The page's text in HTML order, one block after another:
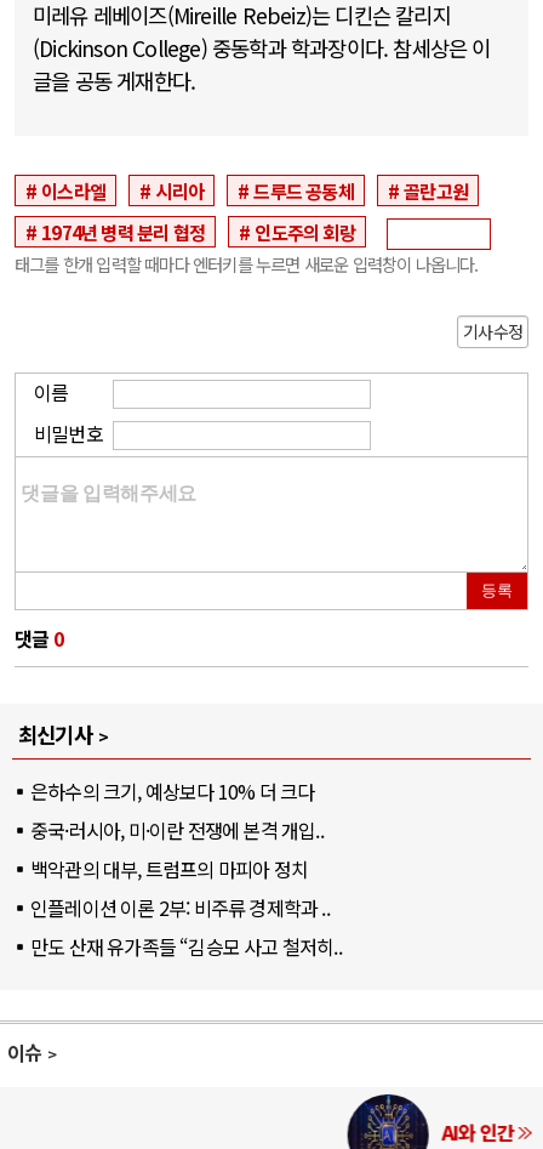
미레유 레베이즈(Mireille Rebeiz)는 디킨슨 칼리지
(Dickinson College) 중동학과 학과장이다. 참세상은 이
글을 공동 게재한다.
이스라엘 시리아 드루드 공동체
골란고원
1974년 병력 분리 협정
인도주의 회랑
태그를 한개 입력할 때마다 엔터키를 누르면 새로운 입력창이 나옵니다.
기사수정
이름
비밀번호
등록
댓글 0
최신기사
은하수의 크기, 예상보다 10% 더 크다
중국·러시아, 미·이란 전쟁에 본격 개입..
백악관의 대부, 트럼프의 마피아 정치
인플레이션 이론 2부: 비주류 경제학과 ..
만도 산재 유가족들 “김승모 사고 철저히..
이슈